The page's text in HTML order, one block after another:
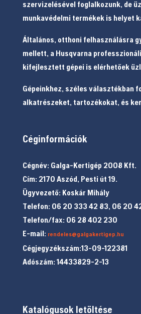
szervizelésével foglalkozunk, de
munkavédelmi termékek is helyet
Általános, otthoni felhasználásra
mellett, a Husqvarna
kifejlesztett gépei is elérhetőek
Gépeinkhez, széles választékban
alkatrészeket, tartozékokat, és
Céginformációk
Cégnév: Galga-Kertigép 2008 Kft.
Cím: 2170 Aszód, Pesti út 19.
Ügyvezető: Koskár Mihály
Telefon: 06 20 333 42 83, 06 20
Telefon/fax: 06 28 402 230
E-mail: rendeles@galgakertigep.hu
Cégjegyzékszám:13-09-122381
Adószám: 14433829-2-13
Katalógusok letöltése